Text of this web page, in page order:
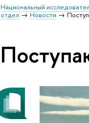
Национальный
отдел
Новости